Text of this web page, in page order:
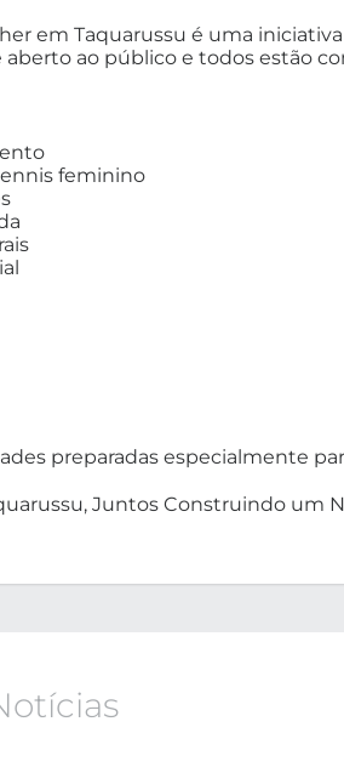
em Taquarussu é uma
ao público e todos estão
feminino
preparadas especialmente
Juntos Construindo um